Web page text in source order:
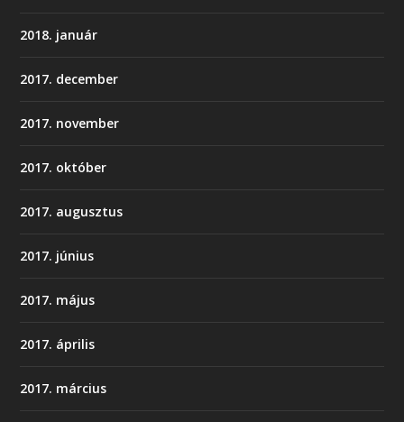
2018. január
2017. december
2017. november
2017. október
2017. augusztus
2017. június
2017. május
2017. április
2017. március